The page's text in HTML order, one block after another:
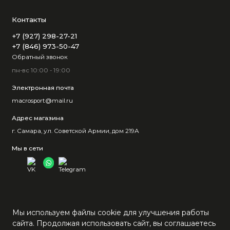
Контакты
+7 (927) 298-27-21
+7 (846) 973-50-47
Обратный звонок
пн-вс 10:00 - 19:00
Электронная почта
macrosport@mail.ru
Адрес магазина
г. Самара, ул. Советской Армии, дом 219А
Мы в сети
Мы используем файлы cookie для улучшения работы
сайта. Продолжая использовать сайт, вы соглашаетесь